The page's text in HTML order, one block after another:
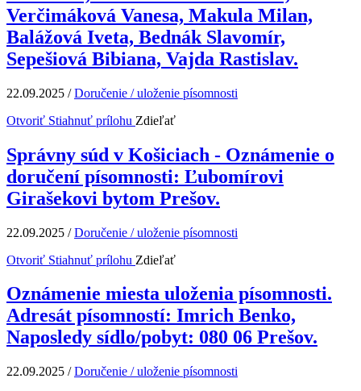
Verčimáková Vanesa, Makula Milan,
Balážová Iveta, Bednák Slavomír,
Sepešiová Bibiana, Vajda Rastislav.
22.09.2025 /Doručenie / uloženie písomnosti
Otvoriť Stiahnuť prílohu Zdieľať
Správny súd v Košiciach - Oznámenie o
doručení písomnosti: Ľubomírovi
Girašekovi bytom Prešov.
22.09.2025 /Doručenie / uloženie písomnosti
Otvoriť Stiahnuť prílohu Zdieľať
Oznámenie miesta uloženia písomnosti.
Adresát písomností: Imrich Benko,
Naposledy sídlo/pobyt: 080 06 Prešov.
22.09.2025 /Doručenie / uloženie písomnosti